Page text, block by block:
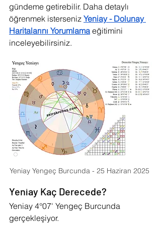
gündeme getirebilir. Daha detaylı
öğrenmek isterseniz Yeniay - Dolunay
Haritalarını Yorumlama eğitimini
inceleyebilirsiniz.
Yeniay Yengeç Burcunda - 25 Haziran 2025
Yeniay Kaç Derecede?
Yeniay 4°07' Yengeç Burcunda
gerçekleşiyor.